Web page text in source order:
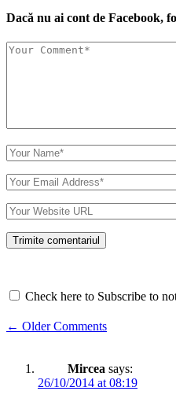
Dacă nu ai cont de Facebook,
Check here to Subscribe to
Comment
← Older Comments
Mircea says:
26/10/2014 at 08:19